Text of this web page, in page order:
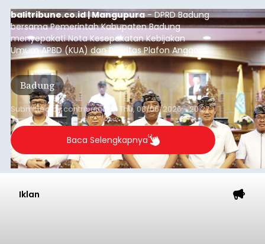
balitribune.co.id | Mangupura- DPRD Badung
bersama Pemerintah Kabupaten Badung
menyepakati Nota Kesepakatan Kebijakan
Umum APBD (KUA) dan Prioritas Plafon Anggaran
Sementara (PPAS) Tahun Anggaran 2027 dalam
rapat paripurna yang digelar di Gedung DPRD
Badung, Kamis (6/8/2026).
Badung
Submitted bycontributor onThu, 08/06/2026 - 20:27
Baca Selengkapnya
Iklan